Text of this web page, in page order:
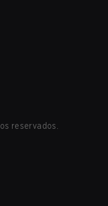
reservados.